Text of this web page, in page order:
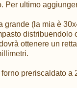
Per ultimo
grande (la mia è
distribuendolo
ottenere un
preriscaldato a